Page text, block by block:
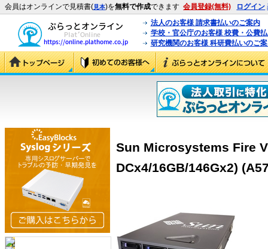
会員はオンラインで見積書(見本)を無料で作成できます 会員登録(無料) ログイン
法人のお客様 請求書払いのご案内
学校・官公庁のお客様 校費・公費
研究機関のお客様 科研費払いのご
Sun Microsystems Fire
DCx4/16GB/146Gx2)